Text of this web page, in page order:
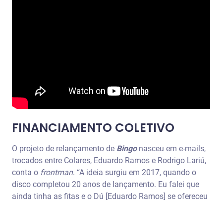
FINANCIAMENTO COLETIVO
O projeto de relançamento de Bingo nasceu em e-mails,
trocados entre Colares, Eduardo Ramos e Rodrigo Lariú,
conta o frontman. “A ideia surgiu em 2017, quando o
disco completou 20 anos de lançamento. Eu falei que
ainda tinha as fitas e o Dú [Eduardo Ramos] se ofereceu